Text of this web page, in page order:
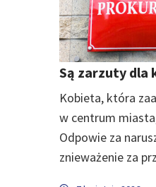
Są zarzuty dla
Kobieta, która
w centrum
Odpowie za
znieważenie za